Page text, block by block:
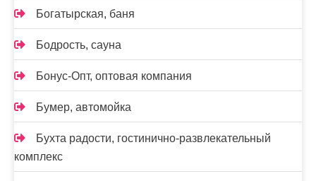
Богатырская, баня
Бодрость, сауна
Бонус-Опт, оптовая компания
Бумер, автомойка
Бухта радости, гостинично-развлекательный
комплекс